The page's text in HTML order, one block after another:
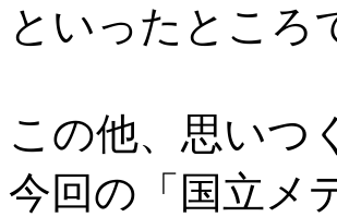
といったところ
この他、思いつ
今回の「国立メ